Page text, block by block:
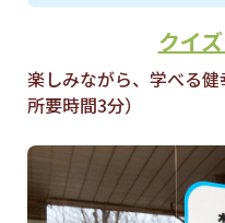
クイ
楽しみながら、学べる健
所要時間3分）